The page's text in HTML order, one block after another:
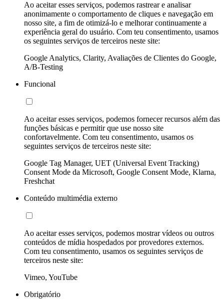
Ao aceitar esses serviços, podemos rastrear e analisar
anonimamente o comportamento de cliques e navegação em
nosso site, a fim de otimizá-lo e melhorar continuamente a
experiência geral do usuário. Com teu consentimento, usamos
os seguintes serviços de terceiros neste site:
Google Analytics, Clarity, Avaliações de Clientes do Google,
A/B-Testing
Funcional
Ao aceitar esses serviços, podemos fornecer recursos além das
funções básicas e permitir que use nosso site
confortavelmente. Com teu consentimento, usamos os
seguintes serviços de terceiros neste site:
Google Tag Manager, UET (Universal Event Tracking)
Consent Mode da Microsoft, Google Consent Mode, Klarna,
Freshchat
Conteúdo multimédia externo
Ao aceitar esses serviços, podemos mostrar vídeos ou outros
conteúdos de mídia hospedados por provedores externos.
Com teu consentimento, usamos os seguintes serviços de
terceiros neste site:
Vimeo, YouTube
Obrigatório